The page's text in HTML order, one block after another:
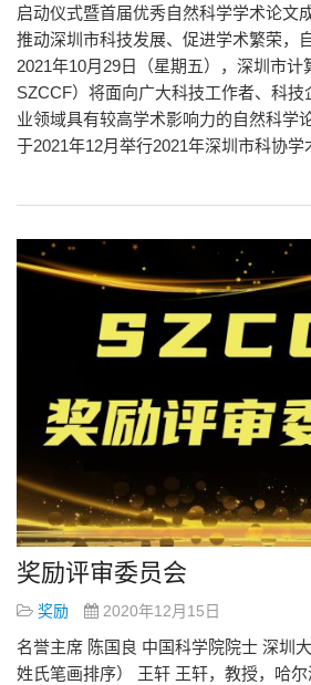
启动仪式暨首届优秀自然科学学术论文
推动深圳市科技发展、促进学术繁荣，
2021年10月29日（星期五），深圳市
SZCCF）将面向广大科技工作者、科技
业领域具有较高学术影响力的自然科学
于2021年12月举行2021年深圳市科协
奖励评审委员会
奖励 2020年12月15日
名誉主席 陈国良 中国科学院院士 深圳
姓氏笔画排序） 王轩 王轩，教授，哈